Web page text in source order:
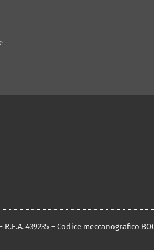
439235 – Codice meccanografico